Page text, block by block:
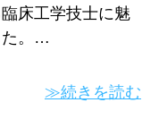
床工学技士に魅
た。…
≫続きを読む